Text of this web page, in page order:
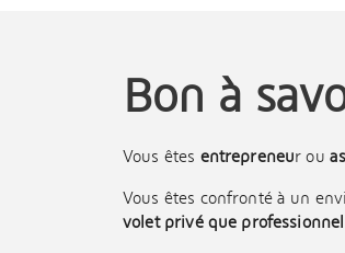
Bon à
Vous êtes entrepreneur ou
Vous êtes confronté à un
volet privé que professionnel